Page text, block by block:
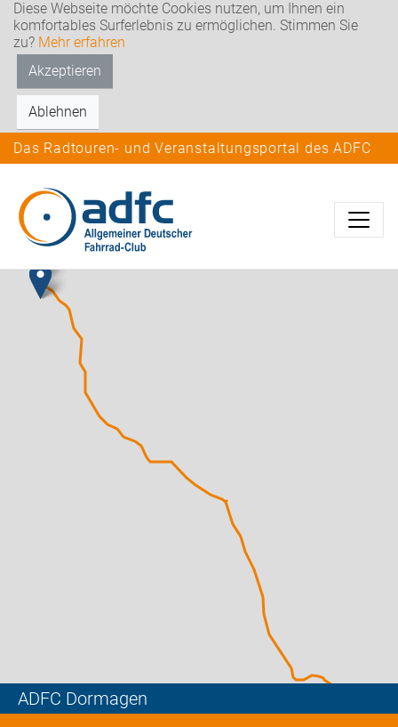
Diese Webseite möchte Cookies nutzen, um Ihnen ein
komfortables Surferlebnis zu ermöglichen. Stimmen Sie
zu? Mehr erfahren
Akzeptieren
Ablehnen
Das Radtouren- und Veranstaltungsportal des ADFC
ADFC Dormagen